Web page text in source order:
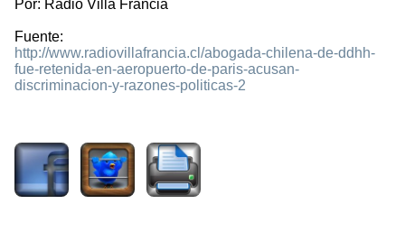
Por: Radio Villa Francia
Fuente:
http://www.radiovillafrancia.cl/abogada-chilena-de-ddhh-
fue-retenida-en-aeropuerto-de-paris-acusan-
discriminacion-y-razones-politicas-2